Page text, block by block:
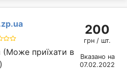
(Може приїхати в
200
грн / шт.
Вказано на
07.02.2022